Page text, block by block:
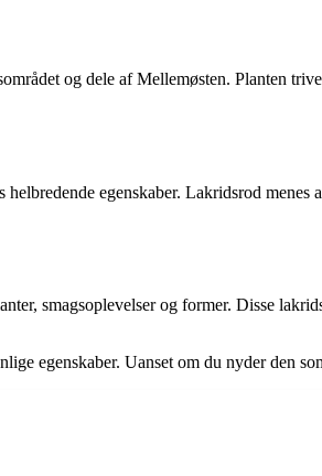
og dele af Mellemøsten. Planten
egenskaber. Lakridsrod
smagsoplevelser og former. Disse
egenskaber. Uanset om du nyder den